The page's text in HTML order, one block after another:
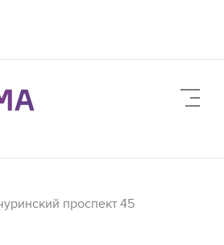
проспект 45